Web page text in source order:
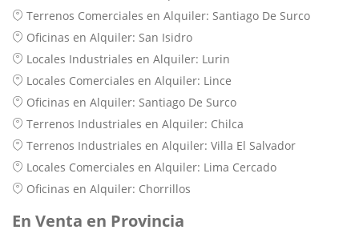
Terrenos Comerciales en Alquiler: Santiago De Surco
Oficinas en Alquiler: San Isidro
Locales Industriales en Alquiler: Lurin
Locales Comerciales en Alquiler: Lince
Oficinas en Alquiler: Santiago De Surco
Terrenos Industriales en Alquiler: Chilca
Terrenos Industriales en Alquiler: Villa El Salvador
Locales Comerciales en Alquiler: Lima Cercado
Oficinas en Alquiler: Chorrillos
En Venta en Provincia